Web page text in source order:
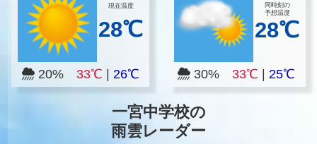
現在温度
28℃
20% 33℃ 26℃
同時刻の
予想温度
28℃
30% 33℃ |25℃
一宮中学校の
雨雲レーダー